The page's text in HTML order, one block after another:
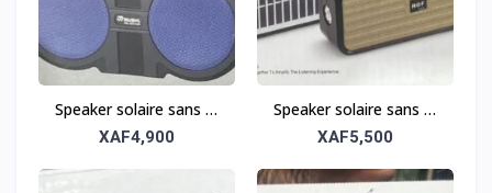
Speaker solaire sans fil
tout-terrain – Robuste
XAF4,900
Speaker solaire sans fil
tout-terrain – Robuste
XAF5,500